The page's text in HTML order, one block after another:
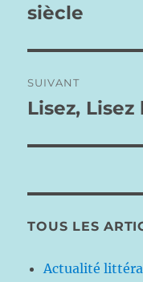
l’article
précédente :
siècle
SUIVANT
Publication
Lisez,
TOUS LES
Actualité